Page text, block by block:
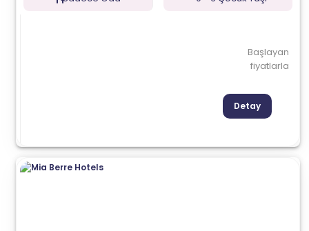
Başlayan
fiyatlarla
Detay